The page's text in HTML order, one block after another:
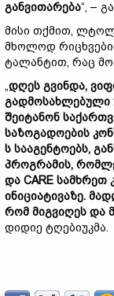
განვითარება“, –
მისი თქმით,
მხოლოდ
ტალანტით, რაც
„დღეს გვინდა,
გადმოსახლებული
შეიტანონ
საზოგადოების
ს სააგენტოებს,
პროგრამის,
და CARE სამხრეთ
ინიციატივაზე.
რომ მიგვიღეს და
დიდიე ტღებიუკმა.